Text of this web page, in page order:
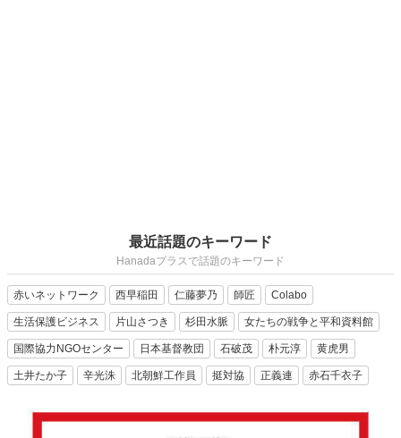
最近話題のキーワード
Hanadaプラスで話題のキーワード
赤いネットワーク 西早稲田 仁藤夢乃 師匠 Colabo
生活保護ビジネス 片山さつき 杉田水脈 女たちの戦争と平和資料館
国際協力NGOセンター 日本基督教団 石破茂 朴元淳 黄虎男
土井たか子 辛光洙 北朝鮮工作員 挺対協 正義連 赤石千衣子